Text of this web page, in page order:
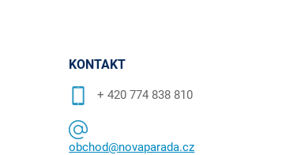
KONTAKT
+ 420 774 838 810
obchod@novaparada.cz